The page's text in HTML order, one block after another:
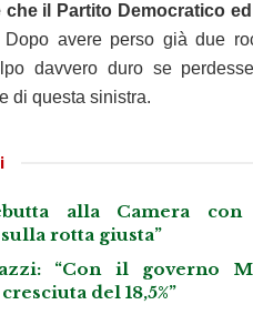
che il Partito Democratico
Dopo avere perso già due
davvero duro se
di questa sinistra.
alla Camera
rotta giusta”
“Con il governo
del 18,5%”